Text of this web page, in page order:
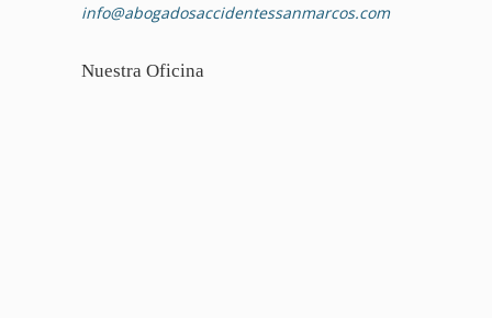
info@abogadosaccidentessanmarcos.com
Nuestra Oficina